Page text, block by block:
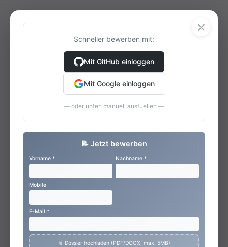
×
Schneller bewerben mit:
Mit GitHub einloggen
Mit Google einloggen
— oder unten manuell ausfuellen —
📝 Jetzt bewerben
Vorname * Nachname *
Mobile
E-Mail *
📎 Dossier hochladen (PDF/DOCX, max. 5MB)